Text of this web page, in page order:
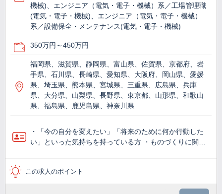
機械)、エンジニア（電気・電子・機械）系／工場管理職
(電気・電子・機械)、エンジニア（電気・電子・機械）
系／設備保全・メンテナンス(電気・電子・機械)
350万円～450万円
福岡県、滋賀県、静岡県、富山県、佐賀県、京都府、岩
手県、石川県、長崎県、愛知県、大阪府、岡山県、愛媛
県、埼玉県、熊本県、宮城県、三重県、広島県、兵庫
県、大分県、山梨県、長野県、東京都、山形県、和歌山
県、福島県、鹿児島県、神奈川県
・「今の自分を変えたい」「将来のために何か行動した
い」といった気持ちを持っている方 ・ものづくりに関…
この求人のポイント